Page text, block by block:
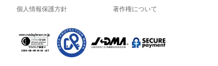
個人情報保護方針 著作権について